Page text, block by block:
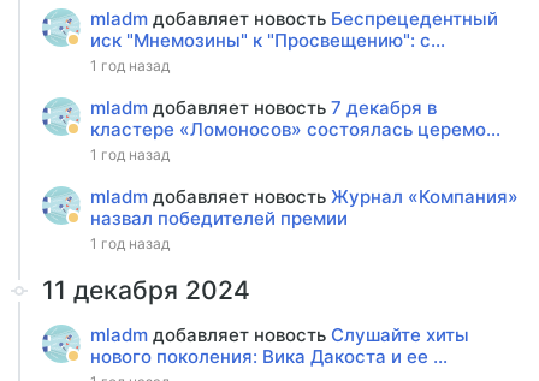
mladm добавляет новость Беспрецедентный
иск "Мнемозины" к "Просвещению": с...
1 год назад
mladm добавляет новость 7 декабря в
кластере «Ломоносов» состоялась церемо...
1 год назад
mladm добавляет новость Журнал «Компания»
назвал победителей премии
1 год назад
11 декабря 2024
mladm добавляет новость Слушайте хиты
нового поколения: Вика Дакоста и ее ...